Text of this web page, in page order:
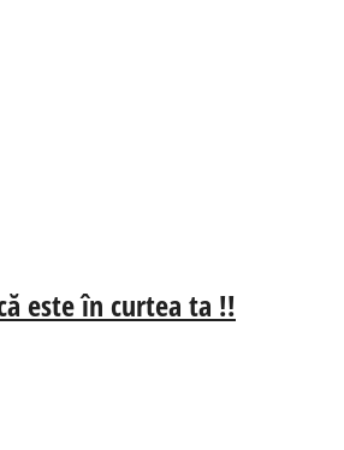
este în curtea ta !!